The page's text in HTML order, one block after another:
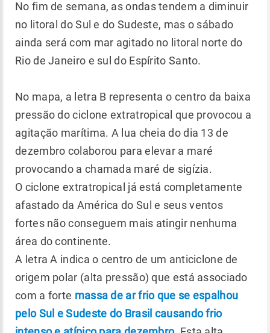
No fim de semana, as ondas tendem a diminuir
no litoral do Sul e do Sudeste, mas o sábado
ainda será com mar agitado no litoral norte do
Rio de Janeiro e sul do Espírito Santo.
No mapa, a letra B representa o centro da baixa
pressão do ciclone extratropical que provocou a
agitação marítima. A lua cheia do dia 13 de
dezembro colaborou para elevar a maré
provocando a chamada maré de sigízia.
O ciclone extratropical já está completamente
afastado da América do Sul e seus ventos
fortes não conseguem mais atingir nenhuma
área do continente.
A letra A indica o centro de um anticiclone de
origem polar (alta pressão) que está associado
com a forte massa de ar frio que se espalhou
pelo Sul e Sudeste do Brasil causando frio